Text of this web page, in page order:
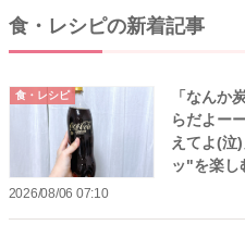
食・レシピの新着記事
食・レシピ
「なんか
らだよー
えてよ(泣
ッ"を楽し
2026/08/06 07:10